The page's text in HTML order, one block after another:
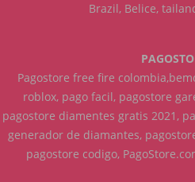
Brazil, Belice,
Pagostore free fire
roblox, pago facil, pagostore
pagostore diamentes gratis 2021,
generador de diamantes,
pagostore codigo,